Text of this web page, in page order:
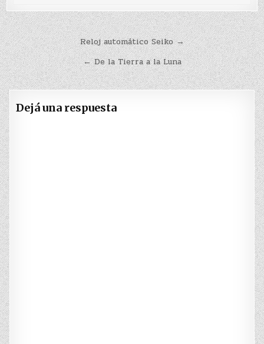
Navegación
de
entradas
Reloj automático Seiko →
← De la Tierra a la Luna
Dejá una respuesta